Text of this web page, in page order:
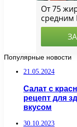
Популярные новости
21.05.2024
Салат с
рецепт для
вкусом
30.10.2023